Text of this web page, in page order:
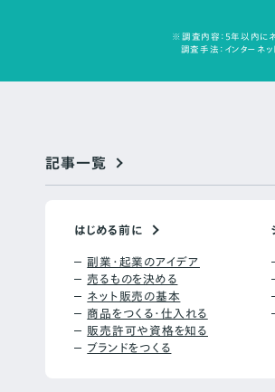
※調査内容：5年以内にネ
調査手法：インターネ
記事一覧
はじめる前に
副業・起業のアイデア
売るものを決める
ネット販売の基本
商品をつくる・仕入れる
販売許可や資格を知る
ブランドをつくる